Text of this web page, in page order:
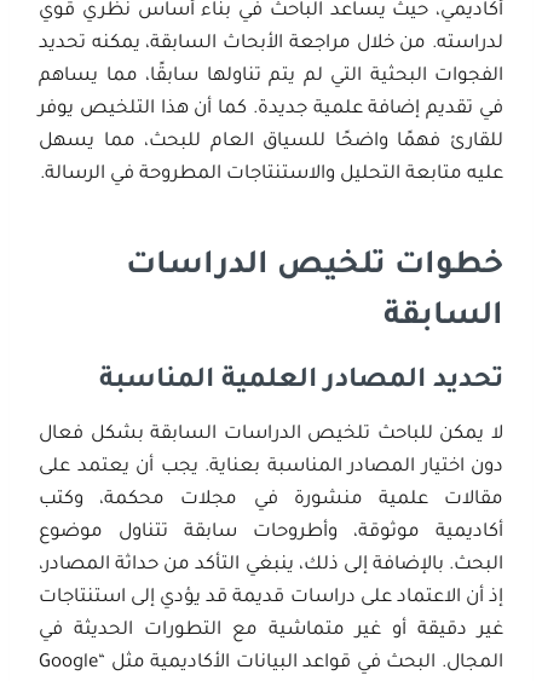
أكاديمي، حيث يساعد الباحث في بناء أساس نظري قوي
لدراسته. من خلال مراجعة الأبحاث السابقة، يمكنه تحديد
الفجوات البحثية التي لم يتم تناولها سابقًا، مما يساهم
في تقديم إضافة علمية جديدة. كما أن هذا التلخيص يوفر
للقارئ فهمًا واضحًا للسياق العام للبحث، مما يسهل
عليه متابعة التحليل والاستنتاجات المطروحة في الرسالة.
خطوات تلخيص الدراسات
السابقة
تحديد المصادر العلمية المناسبة
لا يمكن للباحث تلخيص الدراسات السابقة بشكل فعال
دون اختيار المصادر المناسبة بعناية. يجب أن يعتمد على
مقالات علمية منشورة في مجلات محكمة، وكتب
أكاديمية موثوقة، وأطروحات سابقة تتناول موضوع
البحث. بالإضافة إلى ذلك، ينبغي التأكد من حداثة المصادر،
إذ أن الاعتماد على دراسات قديمة قد يؤدي إلى استنتاجات
غير دقيقة أو غير متماشية مع التطورات الحديثة في
المجال. البحث في قواعد البيانات الأكاديمية مثل “Google